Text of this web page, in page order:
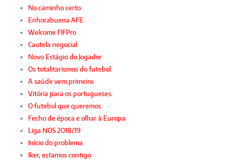
No caminho certo
Enhorabuena AFE
Welcome FIFPro
Cautela negocial
Novo Estágio do Jogador
Os totalitarismos do futebol
A saúde vem primeiro
Vitória para os portugueses
O futebol que queremos
Fecho de época e olhar à Europa
Liga NOS 2018/19
Início do problema
Iker, estamos contigo